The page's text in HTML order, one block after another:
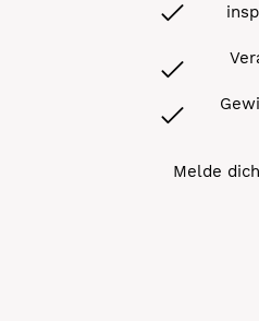
Melde